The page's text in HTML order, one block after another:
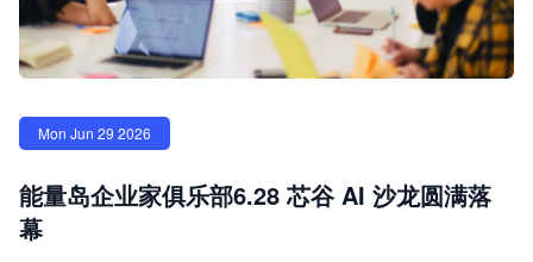
Mon Jun 29 2026
能量岛企业家俱乐部6.28 芯谷 AI 沙龙圆满落
幕